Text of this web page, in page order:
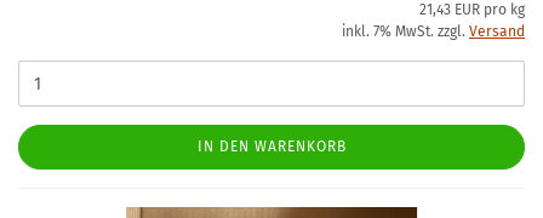
21,43 EUR pro kg
inkl. 7% MwSt. zzgl. Versand
IN DEN WARENKORB